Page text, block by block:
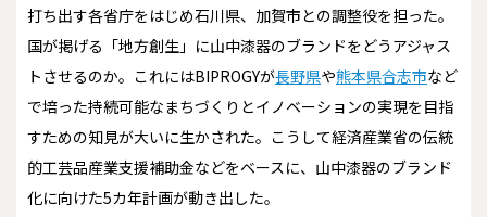
打ち出す各省庁をはじめ石川県、加賀市との調整役を担った。
国が掲げる「地方創生」に山中漆器のブランドをどうアジャス
トさせるのか――。これにはBIPROGYが長野県や熊本県合志市など
で培った持続可能なまちづくりとイノベーションの実現を目指
すための知見が大いに生かされた。こうして経済産業省の伝統
的工芸品産業支援補助金などをベースに、山中漆器のブランド
化に向けた5カ年計画が動き出した。